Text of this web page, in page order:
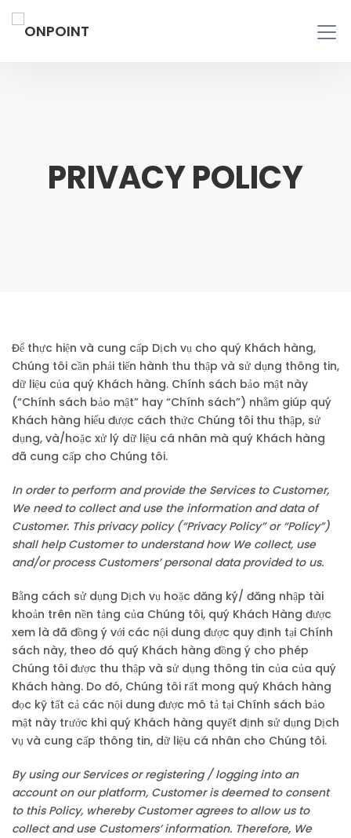
PRIVACY POLICY
Để thực hiện và cung cấp Dịch vụ cho quý Khách hàng,
Chúng tôi cần phải tiến hành thu thập và sử dụng thông tin,
dữ liệu của quý Khách hàng. Chính sách bảo mật này
(“Chính sách bảo mật” hay “Chính sách”) nhằm giúp quý
Khách hàng hiểu được cách thức Chúng tôi thu thập, sử
dụng, và/hoặc xử lý dữ liệu cá nhân mà quý Khách hàng
đã cung cấp cho Chúng tôi.
In order to perform and provide the Services to Customer,
We need to collect and use the information and data of
Customer. This privacy policy (“Privacy Policy” or “Policy”)
shall help Customer to understand how We collect, use
and/or process Customers’ personal data provided to us.
Bằng cách sử dụng Dịch vụ hoặc đăng ký/ đăng nhập tài
khoản trên nền tảng của Chúng tôi, quý Khách Hàng được
xem là đã đồng ý với các nội dung được quy định tại Chính
sách này, theo đó quý Khách hàng đồng ý cho phép
Chúng tôi được thu thập và sử dụng thông tin của của quý
Khách hàng. Do đó, Chúng tôi rất mong quý Khách hàng
đọc kỹ tất cả các nội dung được mô tả tại Chính sách bảo
mật này trước khi quý Khách hàng quyết định sử dụng Dịch
vụ và cung cấp thông tin, dữ liệu cá nhân cho Chúng tôi.
By using our Services or registering / logging into an
account on our platform, Customer is deemed to consent
to this Policy, whereby Customer agrees to allow us to
collect and use Customers’ information. Therefore, We